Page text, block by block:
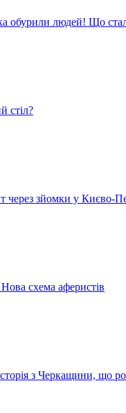
обурили людей! Що
стіл?
через зйомки у Києво-
схема аферистів
з Черкащини, що